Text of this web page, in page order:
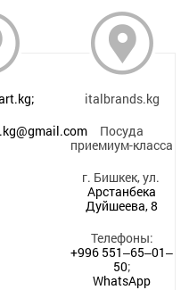
italbrands.kg
Посуда
приемиум-класса
г. Бишкек, ул.
Арстанбека
Дуйшеева, 8
Телефоны:
+996 551‒65‒01‒
50;
WhatsApp